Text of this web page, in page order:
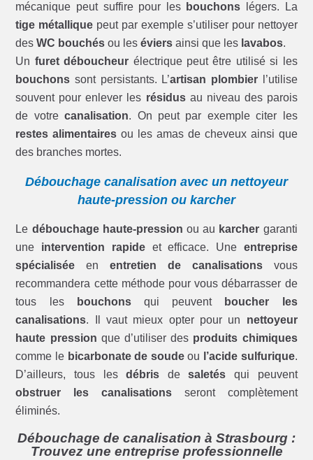
mécanique peut suffire pour les bouchons légers. La
tige métallique peut par exemple s’utiliser pour nettoyer
desWC bouchés ou leséviers ainsi que les lavabos.
Un furet déboucheur électrique peut être utilisé si les
bouchons sont persistants. L’artisan plombierl’utilise
souvent pour enlever les résidusau niveau des parois
de votrecanalisation. On peut par exemple citer les
restes alimentaires ou les amas de cheveux ainsi que
des branches mortes.
Débouchage canalisation avec un nettoyeur
haute-pression ou karcher
Le débouchage haute-pression ou au karcher garanti
une intervention rapideet efficace. Une entreprise
spécialisée enentretien de canalisationsvous
recommandera cette méthode pour vous débarrasser de
tous les
bouchonsqui peuvent
boucher les
canalisations. Il vaut mieux opter pour un nettoyeur
haute pression que d’utiliser des produits chimiques
comme le bicarbonate de soudeou l’acide sulfurique.
D’ailleurs, tous lesdébris desaletés qui peuvent
obstruer les canalisations seront complètement
éliminés.
Débouchage de canalisation à Strasbourg :
Trouvez une entreprise professionnelle